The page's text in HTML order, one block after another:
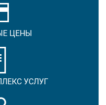
ЦЕНЫ
УСЛУГ